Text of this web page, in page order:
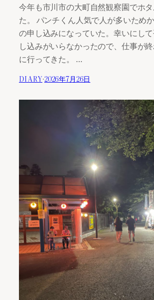
今年も市川市の大町自然観察園でホ
た。 パンチくん人気で人が多いため
の申し込みになっていた。幸いにし
し込みがいらなかったので、仕事が
に行ってきた。 …
DIARY·2026年7月26日